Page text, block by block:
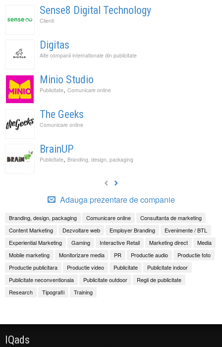
Sense8 Digital Technology
Clienti
Digitas
Alte companii internationale din publicitate
Minio Studio
Publicitate, Comunicare online
The Geeks
Comunicare online
BrainUP
Publicitate, Branding, design, packaging
Adauga prezentare de companie
Branding, design, packaging Comunicare online
Consultanta de marketing
Content Marketing
Dezvoltare web Employer Branding
Evenimente / BTL
Experiential Marketing
Gaming Interactive Retail Marketing direct
Media
Mobile marketing
Monitorizare media PR Productie audio
Productie foto
Productie publicitara
Productie video Publicitate
Publicitate indoor
Publicitate neconventionala
Publicitate outdoor
Regii de publicitate
Research
Tipografii Training
IQads